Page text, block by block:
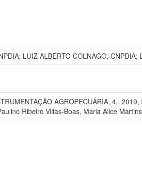
LUIZ ALBERTO COLNAGO, CNPDIA;
AGROPECUÁRIA, 4.,
Ribeiro Villas-Boas, Maria Alice